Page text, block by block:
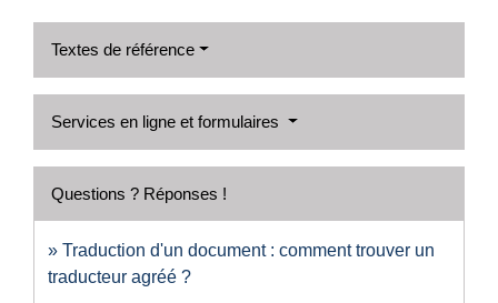
Textes de référence
Services en ligne et formulaires
Questions ? Réponses !
Traduction d'un document : comment trouver un
traducteur agréé ?